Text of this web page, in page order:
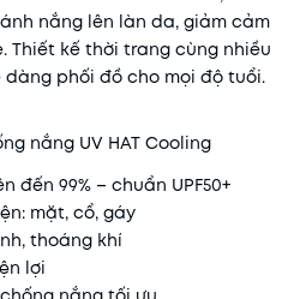
nắng lên làn da, giảm cảm
Thiết kế thời trang cùng nhiều
phối đồ cho mọi độ tuổi.
nắng UV HAT Cooling
đến 99% – chuẩn UPF50+
mặt, cổ, gáy
thoáng khí
lợi